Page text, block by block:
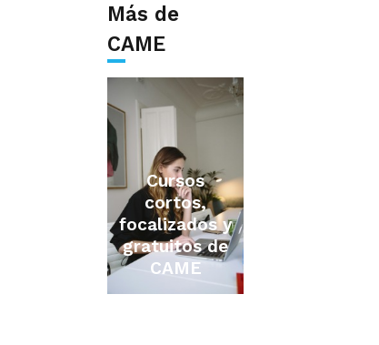
Más de
CAME
Cursos
cortos,
focalizados y
gratuitos de
CAME